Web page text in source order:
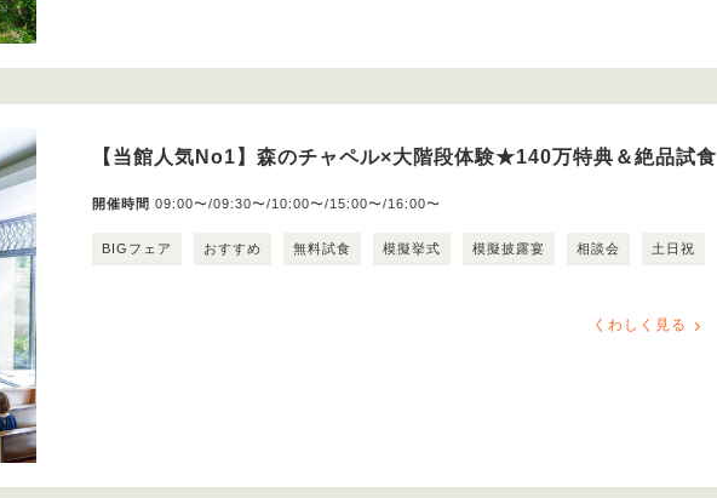
【当館人気No1】森のチャペル×大階段体験★140万特典＆絶品試食
開催時間 09:00〜/09:30〜/10:00〜/15:00〜/16:00〜
BIGフェア おすすめ 無料試食 模擬挙式 模擬披露宴 相談会 土日祝
くわしく見る